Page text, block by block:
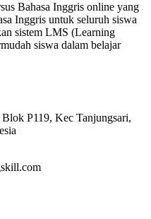
Bahasa Inggris online yang
Inggris untuk seluruh siswa
sistem LMS (Learning
siswa dalam belajar
Blok P119, Kec Tanjungsari,